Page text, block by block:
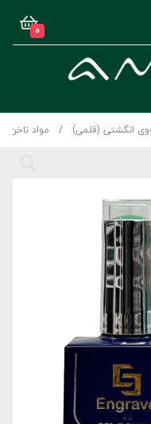
0
انگشتی (قلمی) مواد ناخن